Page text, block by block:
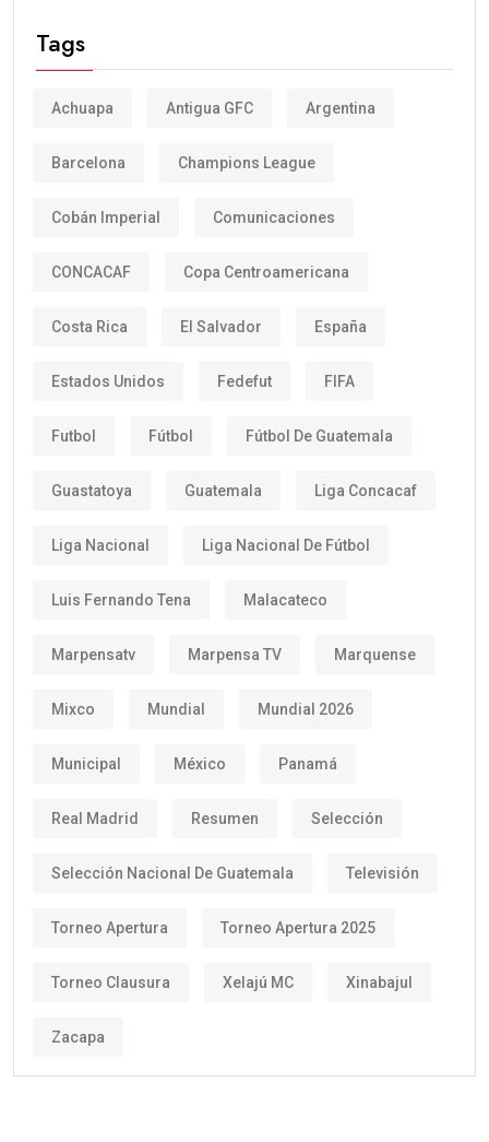
Tags
Achuapa Antigua GFC Argentina
Barcelona Champions League
Cobán Imperial Comunicaciones
CONCACAF Copa Centroamericana
Costa Rica El Salvador España
Estados Unidos Fedefut FIFA
Futbol Fútbol Fútbol De Guatemala
Guastatoya Guatemala Liga Concacaf
Liga Nacional Liga Nacional De Fútbol
Luis Fernando Tena Malacateco
Marpensatv Marpensa TV Marquense
Mixco Mundial Mundial 2026
Municipal México Panamá
Real Madrid Resumen Selección
Selección Nacional De Guatemala Televisión
Torneo Apertura Torneo Apertura 2025
Torneo Clausura Xelajú MC Xinabajul
Zacapa